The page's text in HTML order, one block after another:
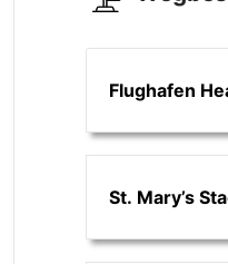
Flughafen
St. Mary’s